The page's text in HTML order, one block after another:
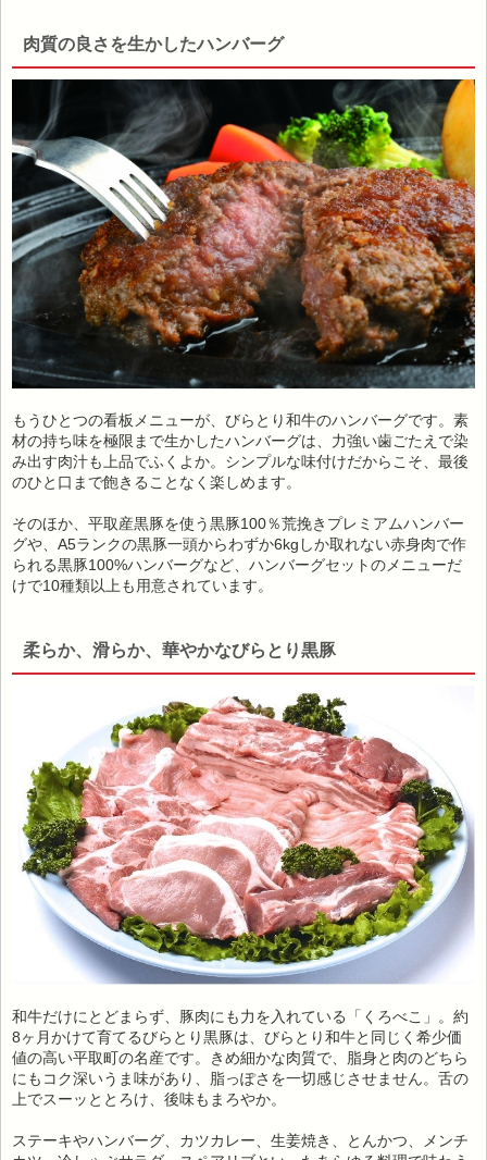
肉質の良さを生かしたハンバーグ
もうひとつの看板メニューが、びらとり和牛のハンバーグです。素
材の持ち味を極限まで生かしたハンバーグは、力強い歯ごたえで染
み出す肉汁も上品でふくよか。シンプルな味付けだからこそ、最後
のひと口まで飽きることなく楽しめます。
そのほか、平取産黒豚を使う黒豚100％荒挽きプレミアムハンバー
グや、A5ランクの黒豚一頭からわずか6kgしか取れない赤身肉で作
られる黒豚100%ハンバーグなど、ハンバーグセットのメニューだ
けで10種類以上も用意されています。
柔らか、滑らか、華やかなびらとり黒豚
和牛だけにとどまらず、豚肉にも力を入れている「くろべこ」。約
8ヶ月かけて育てるびらとり黒豚は、びらとり和牛と同じく希少価
値の高い平取町の名産です。きめ細かな肉質で、脂身と肉のどちら
にもコク深いうま味があり、脂っぽさを一切感じさせません。舌の
上でスーッととろけ、後味もまろやか。
ステーキやハンバーグ、カツカレー、生姜焼き、とんかつ、メンチ